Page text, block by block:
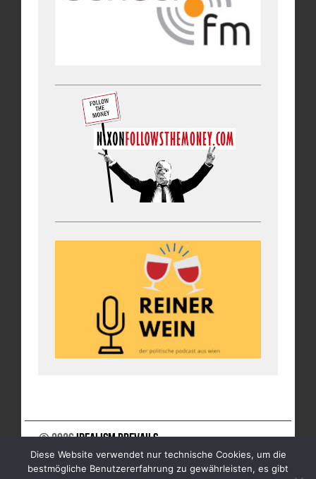
© 2026Idealism Prevails
UNTERSTÜTZE UNS
NEWSLETTER
IMPRESSUM
Diese Website verwendet nur technische Cookies, um die
bestmögliche Benutzererfahrung zu gewährleisten, es gibt